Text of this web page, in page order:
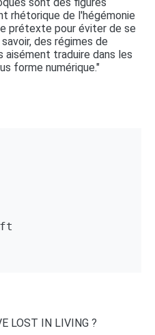
rhétorique de l'hégémonie
prétexte pour éviter de se
des régimes de
aisément traduire dans les
forme numérique."
LOST IN LIVING ?